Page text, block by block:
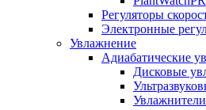
Регуляторы
Электронные
Увлажнение
Адиабатические
Дисковые